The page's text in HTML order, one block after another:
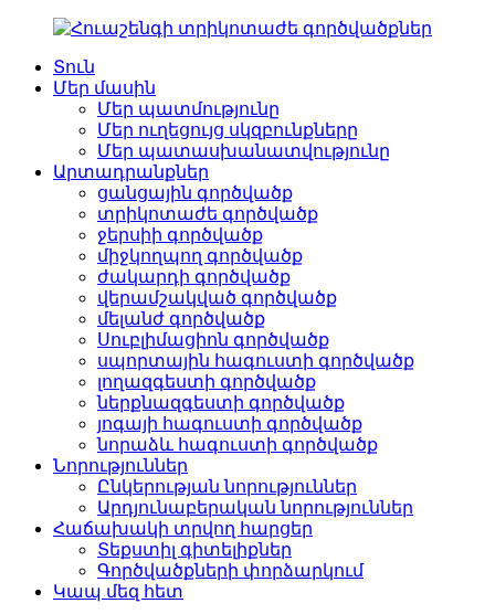
Տուն
Մեր մասին
Մեր պատմությունը
Մեր ուղեցույց սկզբունքները
Մեր պատասխանատվությունը
Արտադրանքներ
ցանցային գործվածք
տրիկոտաժե գործվածք
ջերսիի գործվածք
միջկողպող գործվածք
ժակարդի գործվածք
վերամշակված գործվածք
մելանժ գործվածք
Սուբլիմացիոն գործվածք
սպորտային հագուստի գործվածք
լողազգեստի գործվածք
ներքնազգեստի գործվածք
յոգայի հագուստի գործվածք
նորաձև հագուստի գործվածք
Նորություններ
Ընկերության նորություններ
Արդյունաբերական նորություններ
Հաճախակի տրվող հարցեր
Տեքստիլ գիտելիքներ
Գործվածքների փորձարկում
Կապ մեզ հետ